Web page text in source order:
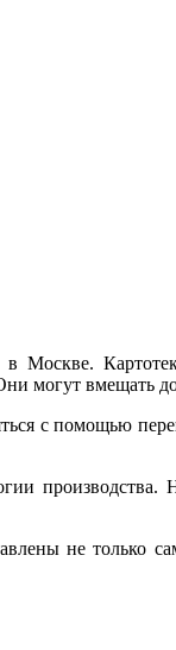
Москве.
могут вмещать
с помощью
не только